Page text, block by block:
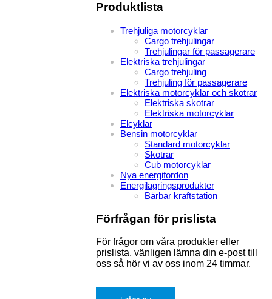
Produktlista
Trehjuliga motorcyklar
Cargo trehjulingar
Trehjulingar för passagerare
Elektriska trehjulingar
Cargo trehjuling
Trehjuling för passagerare
Elektriska motorcyklar och skotrar
Elektriska skotrar
Elektriska motorcyklar
Elcyklar
Bensin motorcyklar
Standard motorcyklar
Skotrar
Cub motorcyklar
Nya energifordon
Energilagringsprodukter
Bärbar kraftstation
Förfrågan för prislista
För frågor om våra produkter eller
prislista, vänligen lämna din e-post till
oss så hör vi av oss inom 24 timmar.